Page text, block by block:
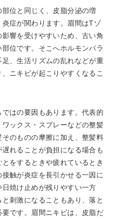
位と同じく、皮脂分泌の増
症が関わります。眉間はTゾ
響を受けやすいため、古い角
位です。そこへホルモンバラ
、生活リズムの乱れなどが重
ニキビが起こりやすくなるこ
はの要因もあります。代表的
ックス・スプレーなどの整髪
のものの摩擦に加え、整髪料
れることが負担になる場合も
をするときや疲れているとき
触が炎症を長引かせる一因に
焼け止めが残りやすい一方
刺激になることもあり、落と
です。眉間ニキビは、皮脂だ